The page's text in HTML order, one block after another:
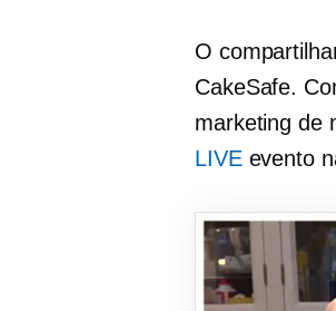
O
CakeSafe.
marketing de
LIVEevento